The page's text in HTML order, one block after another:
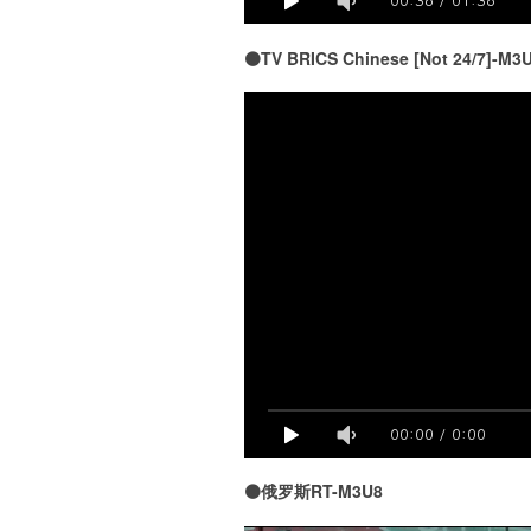
🟠TV BRICS Chinese [Not 24/7]-
00:00 / 0:00
🟠俄罗斯RT-M3U8